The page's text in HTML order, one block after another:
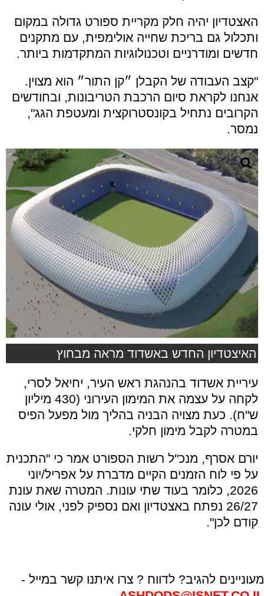
האצטדיון יהיה חלק מקריית ספורט גדולה במקום
ותכלול גם בריכת שחייה אולימפית, עם מתקנים
חדשים ומודרניים וטכנולוגיות המתקדמות ביותר.
"קצב העבודה של הקבלן ״קן התור״ הוא מצוין.
אנחנו לקראת סיום הרכבת הטריבונות, ובחודשים
הקרובים נתחיל בקונסטרוקצית ומעטפת הגג",
נמסר.
האיצטדיון החדש באשדוד מראה מבחוץ
עיריית אשדוד בהנהגת ראש העיר, יחיאל לסרי,
לקחה על עצמה את המימון העירוני (430 מיליון
ש"ח). כעת מצויה הבניה בהליך מול מפעל הפיס
במטרה לקבל מימון חלקי.
יורם אסרף, מנכ"ל רשות הספורט אמר כי "התכנית
על פי לוח הזמנים הקיים מדברת על אפריל/יוני
2026, כלומר בעוד שתי עונות. המטרה שאת עונת
26/27 נפתח באצטדיון ואם נספיק לפני, אולי עונה
קודם לכן".
מעוניינים להגיב? לדווח ? צרו איתנו קשר במייל -